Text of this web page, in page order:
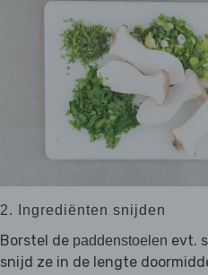
2. Ingrediënten snijden
Borstel de paddenstoelen evt.
snijd ze in de lengte